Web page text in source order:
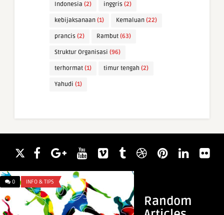
Indonesia (2) inggris (2)
kebijaksanaan (1) Kemaluan (22)
prancis (2) Rambut (63)
Struktur Organisasi (96)
terhormat (1) timur tengah (2)
Yahudi (1)
Random
0 INFO & TIPS